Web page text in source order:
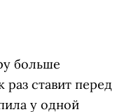
больше
ставит перед
у одной